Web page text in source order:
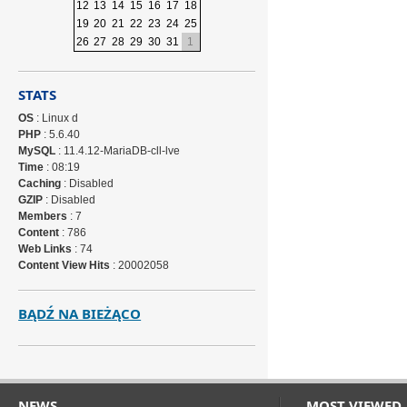
12 13 14 15 16 17 18
19 20 21 22 23 24 25
26 27 28 29 30 31 1
STATS
OS : Linux d
PHP : 5.6.40
MySQL : 11.4.12-MariaDB-cll-lve
Time : 08:19
Caching : Disabled
GZIP : Disabled
Members : 7
Content : 786
Web Links : 74
Content View Hits : 20002058
BĄDŹ NA BIEŻĄCO